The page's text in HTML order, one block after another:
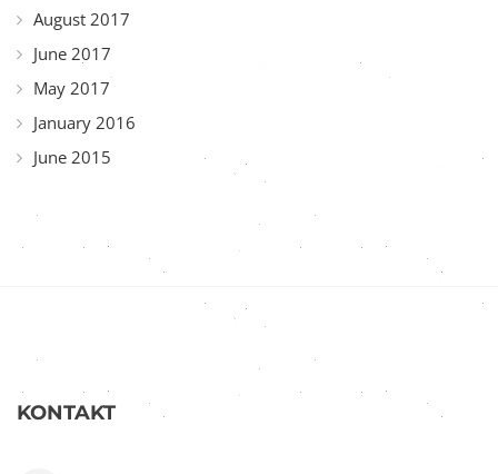
August 2017
June 2017
May 2017
January 2016
June 2015
KONTAKT